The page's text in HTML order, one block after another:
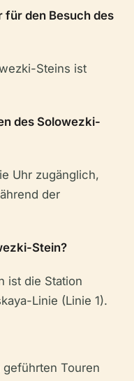
für den Besuch des
Steins ist
des Solowezki-
Uhr zugänglich,
der
Stein?
ist die Station
Linie (Linie 1).
Touren